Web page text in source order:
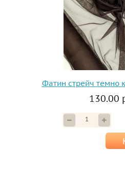
Фатин стрейч темно
130.00